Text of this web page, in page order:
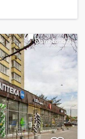
- Сталинского